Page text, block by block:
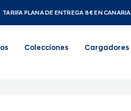
TARIFA PLANA DE ENTREGA 8€ EN
Colecciones Cargadores